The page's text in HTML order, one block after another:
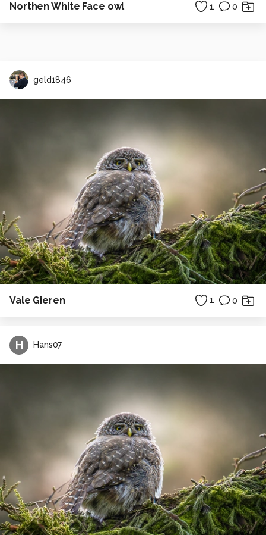
Northen White Face owl 1 0
geld1846
Vale Gieren 1 0
H Hans07